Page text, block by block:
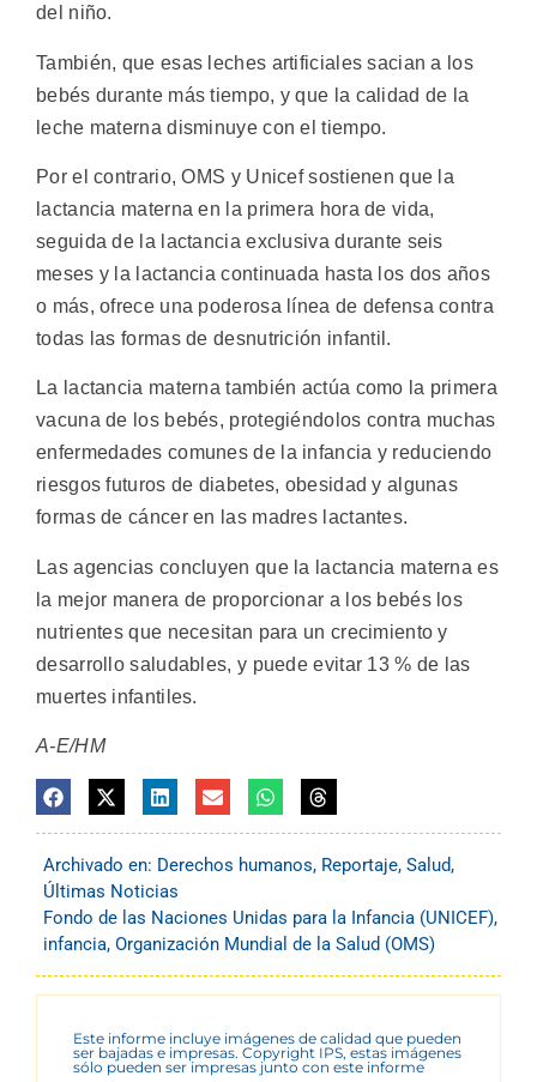
del niño.
También, que esas leches artificiales sacian a los
bebés durante más tiempo, y que la calidad de la
leche materna disminuye con el tiempo.
Por el contrario, OMS y Unicef sostienen que la
lactancia materna en la primera hora de vida,
seguida de la lactancia exclusiva durante seis
meses y la lactancia continuada hasta los dos años
o más, ofrece una poderosa línea de defensa contra
todas las formas de desnutrición infantil.
La lactancia materna también actúa como la primera
vacuna de los bebés, protegiéndolos contra muchas
enfermedades comunes de la infancia y reduciendo
riesgos futuros de diabetes, obesidad y algunas
formas de cáncer en las madres lactantes.
Las agencias concluyen que la lactancia materna es
la mejor manera de proporcionar a los bebés los
nutrientes que necesitan para un crecimiento y
desarrollo saludables, y puede evitar 13 % de las
muertes infantiles.
A-E/HM
Archivado en: Derechos humanos, Reportaje, Salud,
Últimas Noticias
Fondo de las Naciones Unidas para la Infancia (UNICEF),
infancia, Organización Mundial de la Salud (OMS)
Este informe incluye imágenes de calidad que pueden
ser bajadas e impresas. Copyright IPS, estas imágenes
sólo pueden ser impresas junto con este informe